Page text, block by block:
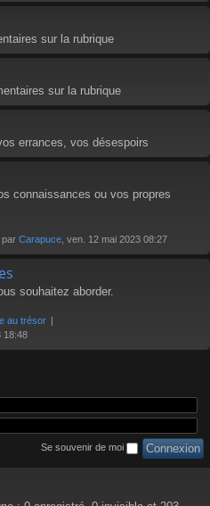
sur la rubrique
sur la rubrique
errances, vos désespoirs
connaissances ou vos propres
par Carapuce , ven. 12 mai 2023 08:27
souhaitez aborder.
au trésor
18:48
Se souvenir de moi